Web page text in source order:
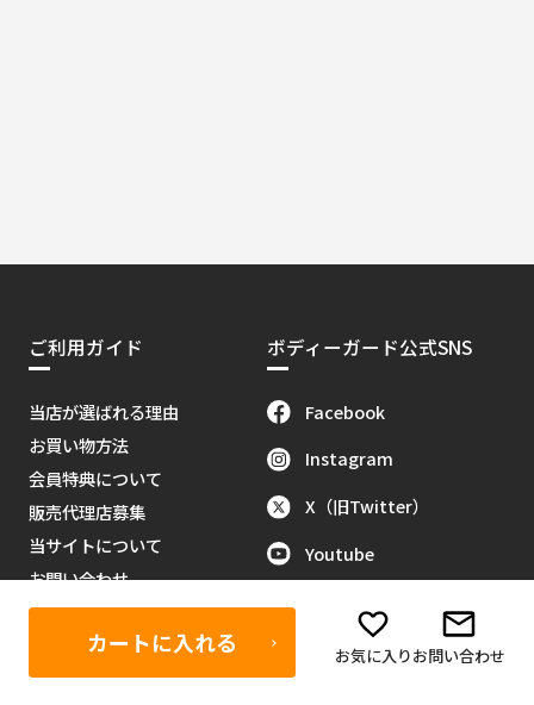
カートに入れる お気に入りお問い合わせ
ご利用ガイド
当店が選ばれる理由
お買い物方法
会員特典について
販売代理店募集
当サイトについて
お問い合わせ
特定商取引に関する法律
反社会的勢力排除に関する基本
方針
ボディーガード公式SNS
Facebook
Instagram
X（旧Twitter）
Youtube